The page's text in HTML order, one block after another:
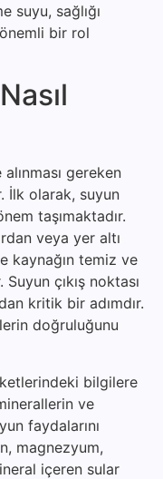
suyu, sağlığı
bir rol
gereken
İlk olarak, suyun
taşımaktadır.
veya yer altı
kaynağın temiz ve
çıkış noktası
kritik bir adımdır.
doğruluğunu
bilgilere
ve
faydalarını
magnezyum,
içeren sular